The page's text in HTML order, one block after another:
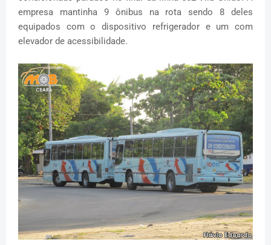
empresa mantinha 9 ônibus na rota sendo 8 deles
equipados com o dispositivo refrigerador e um com
elevador de acessibilidade.